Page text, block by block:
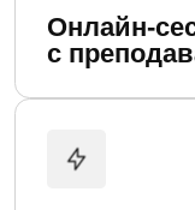
Управление
и повестками
Психологию
управления
Скрытые